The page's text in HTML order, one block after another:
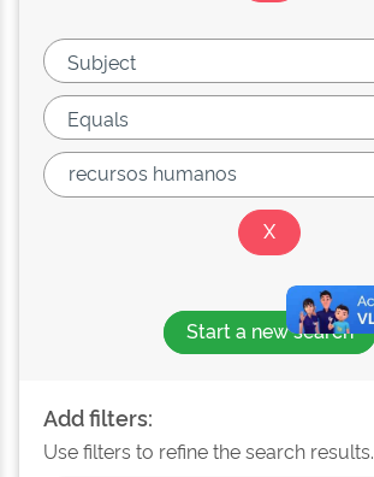
Start a new search
Add filters:
Use filters to refine the search results.